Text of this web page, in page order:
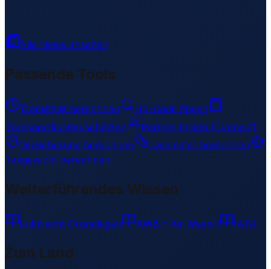
Alle News ansehen
Passende Tools
Transitzeit berechnen
HS-Code finden
Transportkosten schätzen
Partner finden (Connect)
Versicherung berechnen
Lademeter berechnen
Taxgewicht berechnen
Weiterführendes Wissen
Luftfracht Grundlagen AWB – Air Waybill IATA
Zum Land